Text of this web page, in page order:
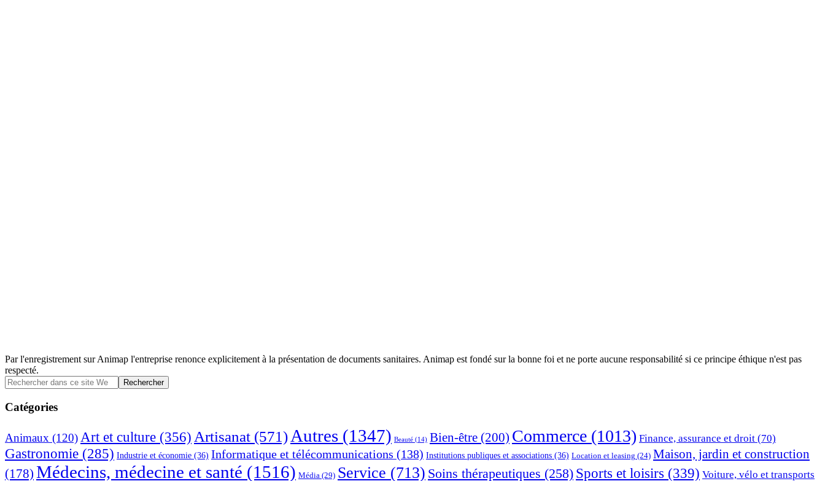
Par l'enregistrement sur Animap l'entreprise renonce explicitement à la présentation de documents sanitaires. Animap est fondé sur la bonne foi et ne porte aucune responsabilité si ce principe éthique n'est pas
respecté.
Barre
latérale
principale
Rechercher
dans
ce
site
Catégories
Animaux (120) Art et culture (356) Artisanat (571) Autres (1347) Beauté (14) Bien-être (200) Commerce (1013) Finance, assurance et droit (70)
Gastronomie (285) Industrie et économie (36) Informatique et télécommunications (138) Institutions publiques et associations (36) Location et leasing (24) Maison, jardin et construction
(178) Médecins, médecine et santé (1516) Média (29) Service (713) Soins thérapeutiques (258) Sports et loisirs (339) Voiture, vélo et transports